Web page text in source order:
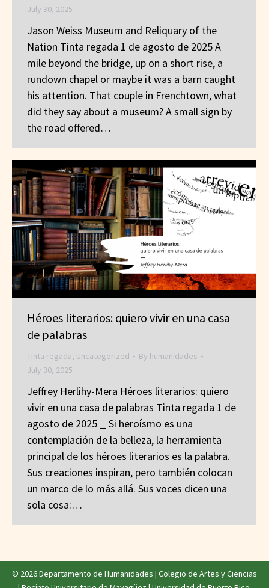
July 30, 2025
Jason Weiss Museum and Reliquary of the
Nation Tinta regada 1 de agosto de 2025 A
mile beyond the bridge, up on a short rise, a
rundown chapel or maybe it was a barn caught
his attention. That couple in Frenchtown, what
did they say about a museum? A small sign by
the road offered…
Héroes literarios: quiero vivir en una casa
de palabras
Tinta regada, Uncategorized By humanidades
July 30, 2025
Jeffrey Herlihy-Mera Héroes literarios: quiero
vivir en una casa de palabras Tinta regada 1 de
agosto de 2025 _ Si heroísmo es una
contemplación de la belleza, la herramienta
principal de los héroes literarios es la palabra.
Sus creaciones inspiran, pero también colocan
un marco de lo más allá. Sus voces dicen una
sola cosa:…
© 2026 Departamento de Humanidades | Colegio de Artes y Ciencias